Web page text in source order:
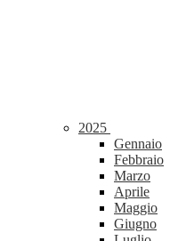
2025
Gennaio
Febbraio
Marzo
Aprile
Maggio
Giugno